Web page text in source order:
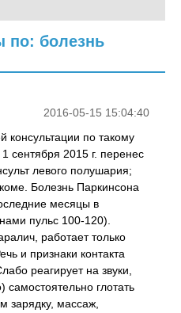
по: болезнь
2016-05-15 15:04:40
консультации по такому
сентября 2015 г. перенес
левого полушария;
Болезнь Паркинсона
месяцы в
пульс 100-120).
работает только
и признаки контакта
реагирует на звуки,
глотать
зарядку, массаж,